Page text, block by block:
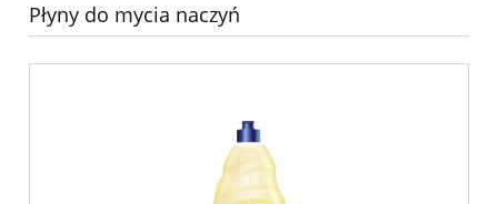
Płyny do mycia naczyń